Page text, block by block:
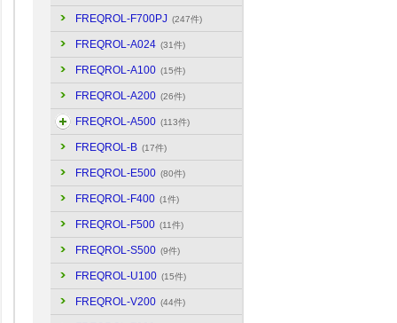
FREQROL-F700PJ (247件)
FREQROL-A024 (31件)
FREQROL-A100 (15件)
FREQROL-A200 (26件)
FREQROL-A500 (113件)
FREQROL-B (17件)
FREQROL-E500 (80件)
FREQROL-F400 (1件)
FREQROL-F500 (11件)
FREQROL-S500 (9件)
FREQROL-U100 (15件)
FREQROL-V200 (44件)